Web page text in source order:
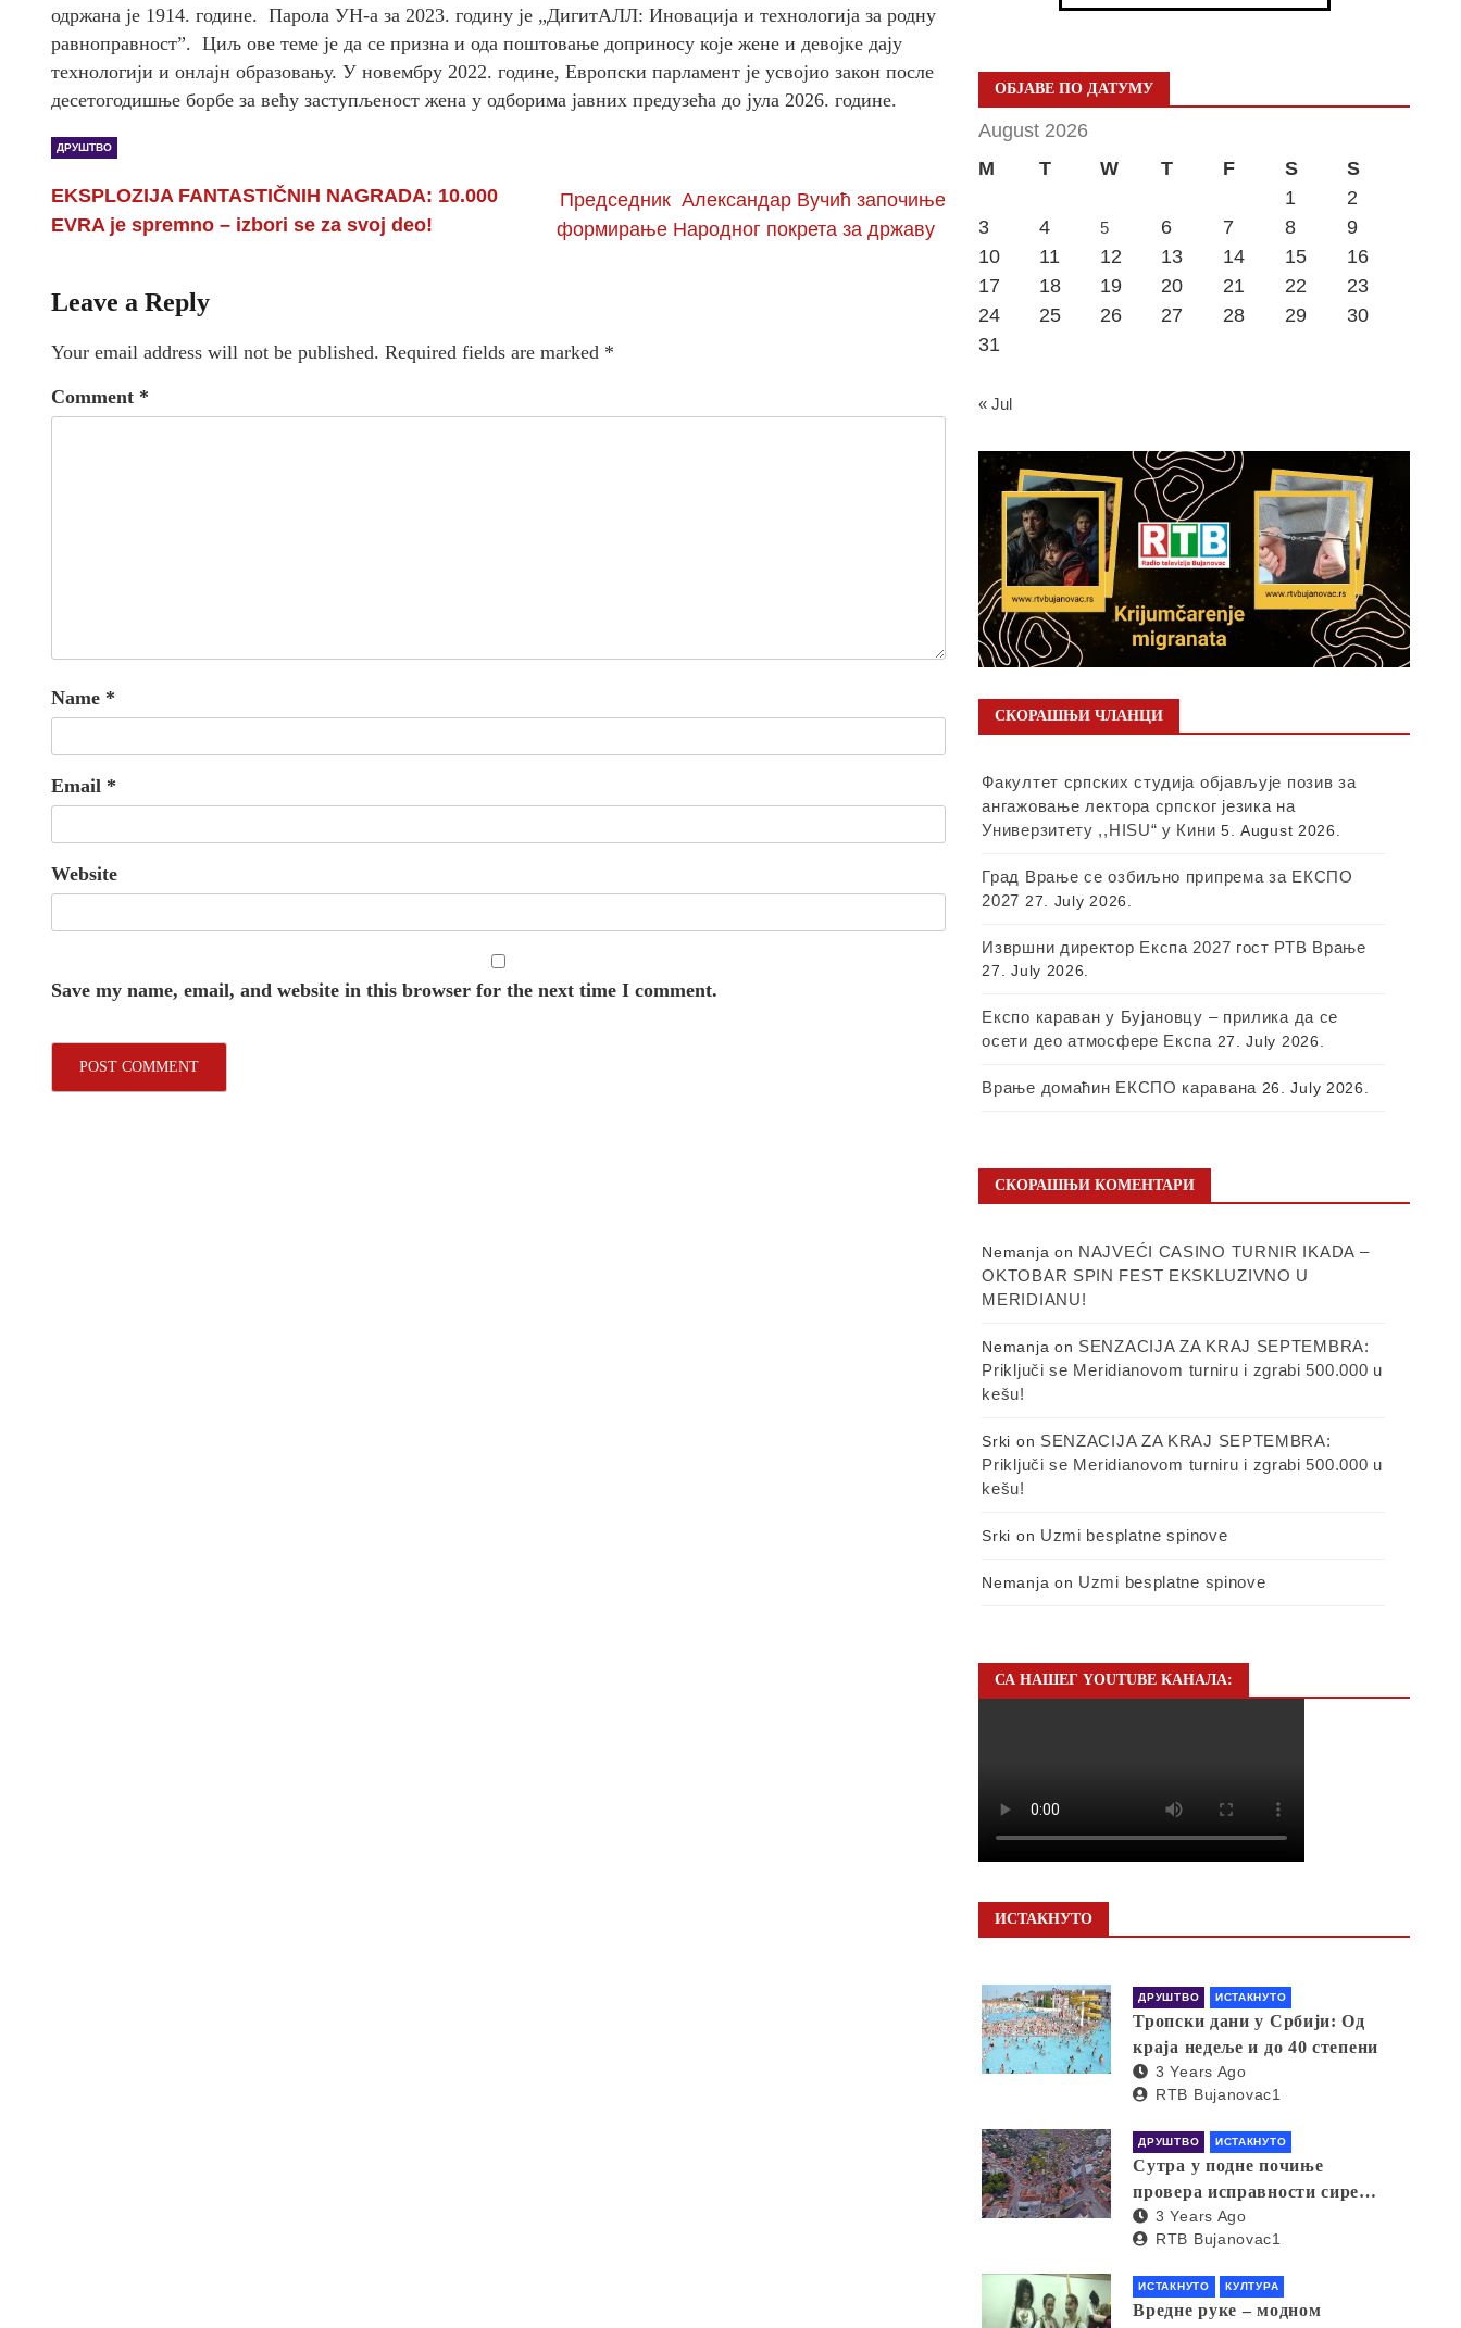
одржана је 1914. године. Парола УН-а за 2023. годину је „ДигитАЛЛ: Иновација и технологија за родну
равноправност”. Циљ ове теме је да се призна и ода поштовање доприносу које жене и девојке дају
технологији и онлајн образовању. У новембру 2022. године, Европски парламент је усвојио закон после
десетогодишње борбе за већу заступљеност жена у одборима јавних предузећа до јула 2026. године.
ДРУШТВО
EKSPLOZIJA FANTASTIČNIH NAGRADA: 10.000
EVRA je spremno – izbori se za svoj deo!
Председник Александар Вучић започиње
формирање Народног покрета за државу
Leave a Reply
Your email address will not be published. Required fields are marked *
Comment *
Name *
Email *
Website
Save my name, email, and website in this browser for the next time I comment.
ОБЈАВЕ ПО ДАТУМУ
August 2026
M
T W T F S
S
1
2
3
4 5 6 7 8
9
10
11 12 13 14 15
16
17
18 19 20 21 22
23
24
25 26 27 28 29
30
31
« Jul
СКОРАШЊИ ЧЛАНЦИ
Факултет српских студија објављује позив за
ангажовање лектора српског језика на
Универзитету ,,HISU“ у Кини 5. August 2026.
Град Врање се озбиљно припрема за ЕКСПО
2027 27. July 2026.
Извршни директор Експа 2027 гост РТВ Врање
27. July 2026.
Експо караван у Бујановцу – прилика да се
осети део атмосфере Експа 27. July 2026.
Врање домаћин ЕКСПО каравана 26. July 2026.
СКОРАШЊИ КОМЕНТАРИ
Nemanja on NAJVEĆI CASINO TURNIR IKADA –
OKTOBAR SPIN FEST EKSKLUZIVNO U
MERIDIANU!
Nemanja on SENZACIJA ZA KRAJ SEPTEMBRA:
Priključi se Meridianovom turniru i zgrabi 500.000 u
kešu!
Srki on SENZACIJA ZA KRAJ SEPTEMBRA:
Priključi se Meridianovom turniru i zgrabi 500.000 u
kešu!
Srki on Uzmi besplatne spinove
Nemanja on Uzmi besplatne spinove
СА НАШЕГ YOUTUBE КАНАЛА:
ИСТАКНУТО
ДРУШТВО ИСТАКНУТО
Тропски дани у Србији: Од
краја недеље и до 40 степени
3 Years Ago
RTB Bujanovac1
ДРУШТВО ИСТАКНУТО
Сутра у подне почиње
провера исправности сирена
за узбуњивање
3 Years Ago
RTB Bujanovac1
ИСТАКНУТО КУЛТУРА
Вредне руке – модном